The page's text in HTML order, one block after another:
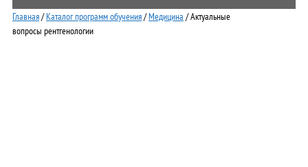
Главная/Каталог программ обучения/Медицина / Актуальные
вопросы рентгенологии